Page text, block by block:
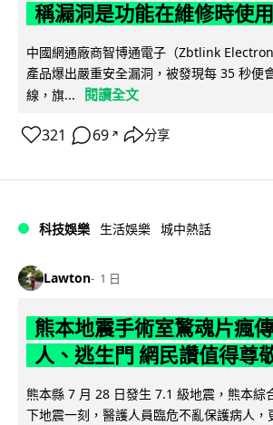
稱漏洞是功能在維修時使用
中國網通廠商智博通電子（Zbtlink
產品爆出嚴重安全漏洞，被發現每 35 秒便
線，旗...
閱讀全文
321 69 ↗ 分享
科技娛樂 生活娛樂 城中熱話
Lawton 1 日
熊本地震手術室驚魂片瘋
人、逃生門 網民讚值得尊
熊本縣 7 月 28 日發生 7.1 級地震，熊本綜
下地震一刻，醫護人員臨危不亂保護病人，